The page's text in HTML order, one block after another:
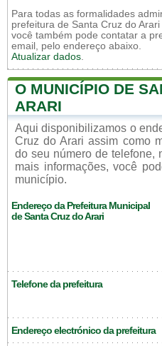
Para todas as formalidades
prefeitura de Santa Cruz do
você também pode contatar a
email, pelo endereço abaixo.
Atualizar dados.
O MUNICÍPIO DE
ARARI
Aqui disponibilizamos o
Cruz do Arari assim como
do seu número de telefone,
mais informações, você
município.
Endereço da Prefeitura Municipal
de Santa Cruz do Arari
Telefone da prefeitura
Endereço electrónico da prefeitura